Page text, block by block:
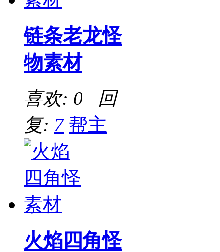
链条老龙怪
物素材
喜欢: 0 回
复: 7 帮主
火焰四角怪